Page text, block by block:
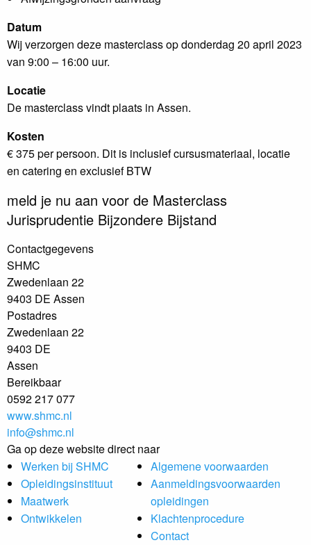
Datum
Wij verzorgen deze masterclass op donderdag 20 april 2023
van 9:00 – 16:00 uur.
Locatie
De masterclass vindt plaats in Assen.
Kosten
€ 375 per persoon. Dit is inclusief cursusmateriaal, locatie
en catering en exclusief BTW
meld je nu aan voor de Masterclass
Jurisprudentie Bijzondere Bijstand
Contactgegevens
SHMC
Zwedenlaan 22
9403 DE Assen
Postadres
Zwedenlaan 22
9403 DE
Assen
Bereikbaar
0592 217 077
www.shmc.nl
info@shmc.nl
Ga op deze website direct naar
Werken bij SHMC
Opleidingsinstituut
Maatwerk
Ontwikkelen
Algemene voorwaarden
Aanmeldingsvoorwaarden
opleidingen
Klachtenprocedure
Contact